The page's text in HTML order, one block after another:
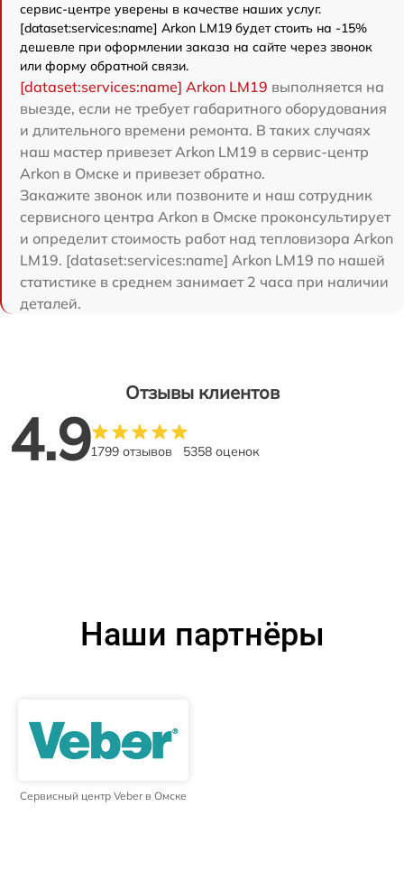
сервис-центре уверены в качестве наших услуг.
[dataset:services:name] Arkon LM19 будет стоить на -15%
дешевле при оформлении заказа на сайте через звонок
или форму обратной связи.
[dataset:services:name] Arkon LM19 выполняется на
выезде, если не требует габаритного оборудования
и длительного времени ремонта. В таких случаях
наш мастер привезет Arkon LM19 в сервис-центр
Arkon в Омске и привезет обратно.
Закажите звонок или позвоните и наш сотрудник
сервисного центра Arkon в Омске проконсультирует
и определит стоимость работ над тепловизора Arkon
LM19. [dataset:services:name] Arkon LM19 по нашей
статистике в среднем занимает 2 часа при наличии
деталей.
Отзывы клиентов
4.91799 отзывов 5358 оценок
Наши партнёры
Сервисный центр Veber в Омске